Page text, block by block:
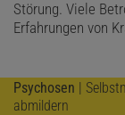
Störung. Viele
Erfahrungen von
Psychosen |
abmildern